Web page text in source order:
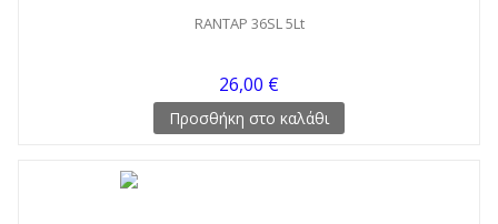
RANTAP 36SL 5Lt
26,00 €
Προσθήκη στο καλάθι